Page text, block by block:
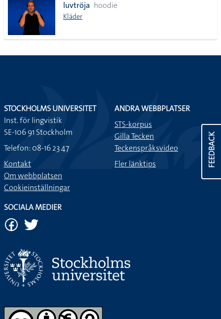
luvtröja hoodie
Kläder
FEEDBACK
STOCKHOLMS UNIVERSITET
Inst. för lingvistik
SE-106 91 Stockholm
Telefon: 08-16 23 47
Kontakt
Om webbplatsen
Cookieinställningar
ANDRA WEBBPLATSER
STS-korpus
Gilla Tecken
Teckenspråksvideo
Fler länktips
SOCIALA MEDIER